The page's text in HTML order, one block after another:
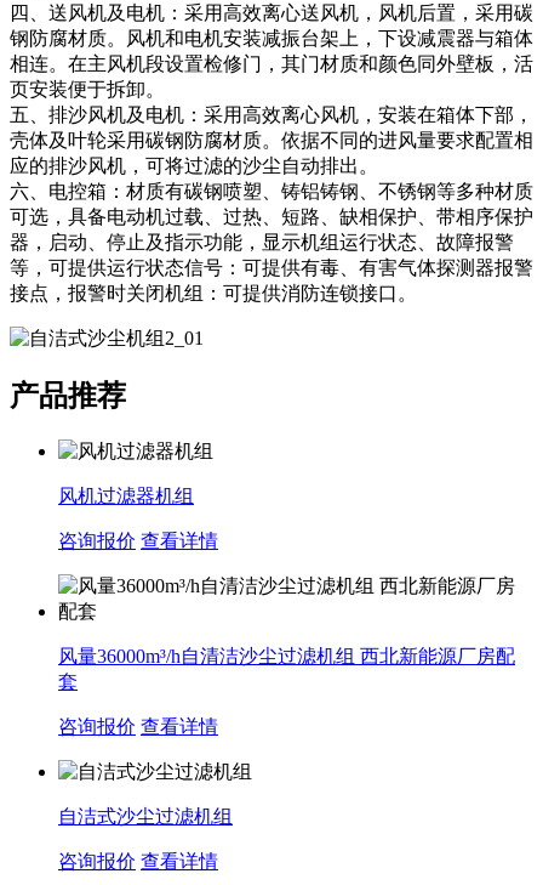
四、送风机及电机：采用高效离心送风机，风机后置，采用碳
钢防腐材质。风机和电机安装减振台架上，下设减震器与箱体
相连。在主风机段设置检修门，其门材质和颜色同外壁板，活
页安装便于拆卸。
五、排沙风机及电机：采用高效离心风机，安装在箱体下部，
壳体及叶轮采用碳钢防腐材质。依据不同的进风量要求配置相
应的排沙风机，可将过滤的沙尘自动排出。
六、电控箱：材质有碳钢喷塑、铸铝铸钢、不锈钢等多种材质
可选，具备电动机过载、过热、短路、缺相保护、带相序保护
器，启动、停止及指示功能，显示机组运行状态、故障报警
等，可提供运行状态信号：可提供有毒、有害气体探测器报警
接点，报警时关闭机组：可提供消防连锁接口。
产品推荐
风机过滤器机组
咨询报价 查看详情
风量36000m³/h自清洁沙尘过滤机组 西北新能源厂房配
套
咨询报价 查看详情
自洁式沙尘过滤机组
咨询报价 查看详情